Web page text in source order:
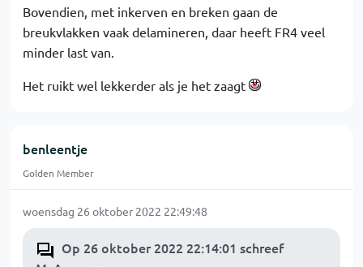
Bovendien, met inkerven en breken gaan de
breukvlakken vaak delamineren, daar heeft FR4 veel
minder last van.
Het ruikt wel lekkerder als je het zaagt
benleentje
Golden Member
woensdag 26 oktober 2022 22:49:48
Op 26 oktober 2022 22:14:01 schreef